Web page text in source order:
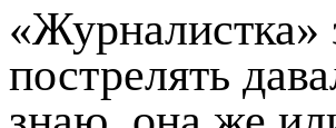
«Журналистка»
пострелять